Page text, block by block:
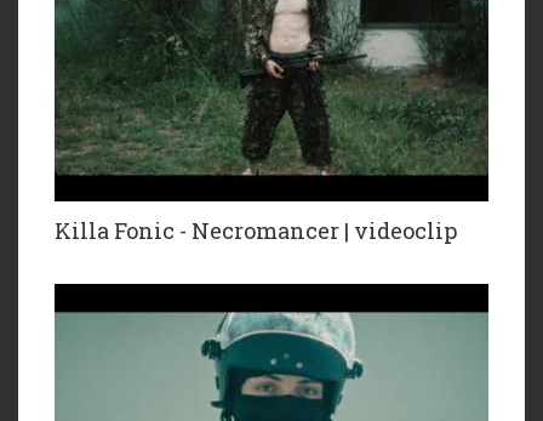
Killa Fonic - Necromancer | videoclip